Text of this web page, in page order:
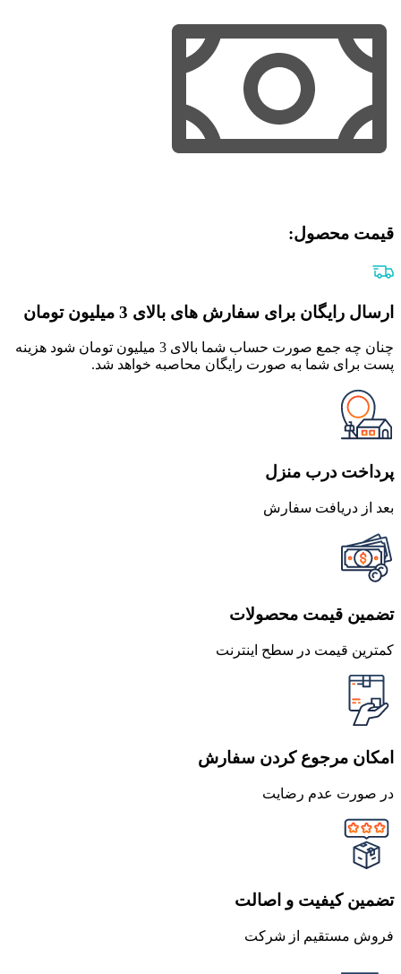
قیمت محصول:​
ارسال رایگان برای سفارش های بالای 3 میلیون تومان
چنان چه جمع صورت حساب شما بالای 3 میلیون تومان شود هزینه
پست برای شما به صورت رایگان محاصبه خواهد شد.
پرداخت درب منزل
بعد از دریافت سفارش
تضمین قیمت محصولات
کمترین قیمت در سطح اینترنت
امکان مرجوع کردن سفارش
در صورت عدم رضایت
تضمین کیفیت و اصالت
فروش مستقیم از شرکت